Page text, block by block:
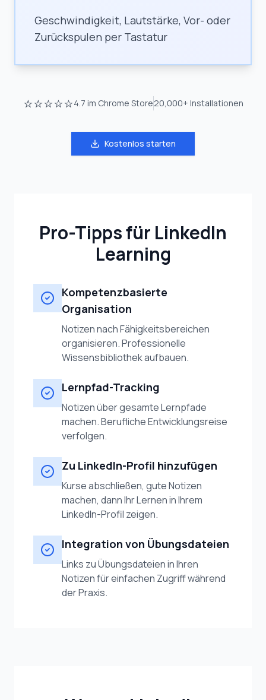
Geschwindigkeit, Lautstärke, Vor- oder
Zurückspulen per Tastatur
⭐⭐⭐⭐⭐4.7 im Chrome Store20,000+ Installationen
Kostenlos starten
Pro-Tipps für LinkedIn
Learning
Kompetenzbasierte
Organisation
Notizen nach Fähigkeitsbereichen
organisieren. Professionelle
Wissensbibliothek aufbauen.
Lernpfad-Tracking
Notizen über gesamte Lernpfade
machen. Berufliche Entwicklungsreise
verfolgen.
Zu LinkedIn-Profil hinzufügen
Kurse abschließen, gute Notizen
machen, dann Ihr Lernen in Ihrem
LinkedIn-Profil zeigen.
Integration von Übungsdateien
Links zu Übungsdateien in Ihren
Notizen für einfachen Zugriff während
der Praxis.